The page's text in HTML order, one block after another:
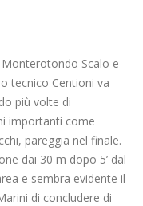
Scalo e
tecnico Centioni va
più volte di
importanti come
pareggia nel finale.
dai 30 m dopo 5’ dal
e sembra evidente il
di concludere di